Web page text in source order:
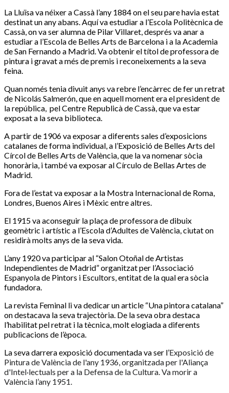
La Lluïsa va néixer a Cassà l’any 1884 on el seu pare havia estat
destinat un any abans. Aquí va estudiar a l’Escola Politècnica de
Cassà, on va ser alumna de Pilar Villaret, després va anar a
estudiar a l’Escola de Belles Arts de Barcelona i a la Academia
de San Fernando a Madrid. Va obtenir el títol de professora de
pintura i gravat a més de premis i reconeixements a la seva
feina.
Quan només tenia divuit anys va rebre l’encàrrec de fer un retrat
de Nicolás Salmerón, que en aquell moment era el president de
la república, pel Centre Republicà de Cassà, que va estar
exposat a la seva biblioteca.
A partir de 1906 va exposar a diferents sales d’exposicions
catalanes de forma individual, a l’Exposició de Belles Arts del
Círcol de Belles Arts de València, que la va nomenar sòcia
honorària, i també va exposar al Círculo de Bellas Artes de
Madrid.
Fora de l’estat va exposar a la Mostra Internacional de Roma,
Londres, Buenos Aires i Mèxic entre altres.
El 1915 va aconseguir la plaça de professora de dibuix
geomètric i artístic a l’Escola d’Adultes de València, ciutat on
residirà molts anys de la seva vida.
L’any 1920 va participar al “Salon Otoñal de Artistas
Independientes de Madrid” organitzat per l’Associació
Espanyola de Pintors i Escultors, entitat de la qual era sòcia
fundadora.
La revista Feminal li va dedicar un article “Una pintora catalana”
on destacava la seva trajectòria. De la seva obra destaca
l’habilitat pel retrat i la tècnica, molt elogiada a diferents
publicacions de l’època.
La seva darrera exposició documentada va ser l’Exposició de
Pintura de València de l'any 1936, organitzada per l'Aliança
d'Intel·lectuals per a la Defensa de la Cultura. Va morir a
València l’any 1951.